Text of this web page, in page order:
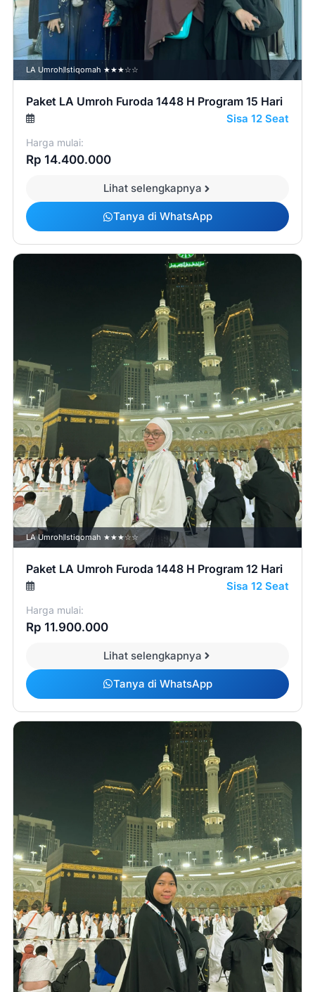
LA Umroh Istiqomah ★★★☆☆
Paket LA Umroh Furoda 1448 H Program 15 Hari
Sisa 12 Seat
Harga mulai:
Rp 14.400.000
Lihat selengkapnya
Tanya di WhatsApp
LA Umroh Istiqomah ★★★☆☆
Paket LA Umroh Furoda 1448 H Program 12 Hari
Sisa 12 Seat
Harga mulai:
Rp 11.900.000
Lihat selengkapnya
Tanya di WhatsApp